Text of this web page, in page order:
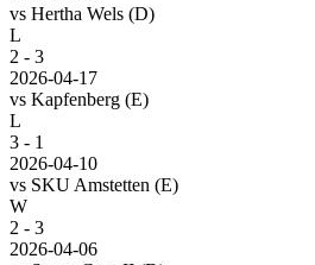
vs Hertha Wels (D)
L
2 - 3
2026-04-17
vs Kapfenberg (E)
L
3 - 1
2026-04-10
vs SKU Amstetten (E)
W
2 - 3
2026-04-06